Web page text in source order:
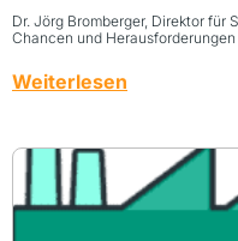
Dr. Jörg Bromberger, Direktor
Chancen und Herausforderungen
Weiterlesen